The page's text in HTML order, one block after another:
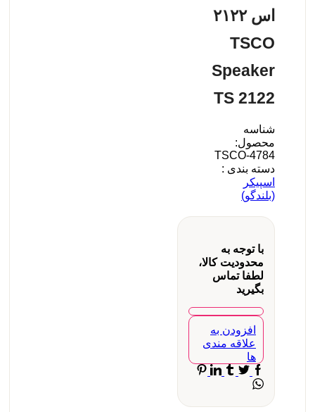
اس ۲۱۲۲
TSCO
Speaker
TS 2122
شناسه
محصول:
TSCO-4784
دسته بندی :
اسپیکر
(بلندگو)
با توجه به
محدودیت کالا،
لطفا تماس
بگیرید
افزودن به
علاقه مندی
ها